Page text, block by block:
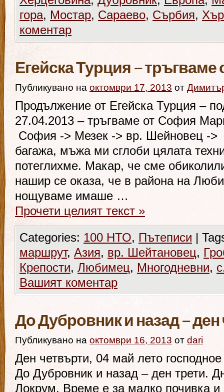
гора, Мостар, Сараево, Сърбия,
коментар
Егейска Турция –
Публикувано на октомври 17, 2013 от
Продължение от Егейска Турция –
27.04.2013 – тръгваме от София
София -> Мезек -> вр. Шейновец -
багажа, мъжа ми сглоби цялата
потеглихме. Макар, че сме
нашир се оказа, че в района на
нощуваме имаше …
Прочети целият текст »
Categories: 100 НТО, Пътеписи |
маршрут, Азия, вр. Шейтановец,
Крепости, Любимец, Многодневни,
Вашият коментар
До Дубровник и назад –
Публикувано на октомври 16, 2013 от dari
Ден четвърти, 04 май лето
До Дубровник и назад – ден трети.
Локрум. Време е за малко почивка и